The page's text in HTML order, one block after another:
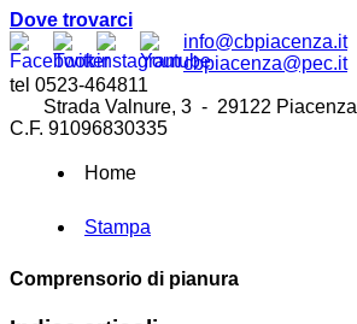
Dove trovarci
info@cbpiacenza.it
cbpiacenza@pec.it
tel 0523-464811
Strada Valnure, 3 - 29122 Piacenza
C.F. 91096830335
Home
Stampa
Comprensorio di pianura